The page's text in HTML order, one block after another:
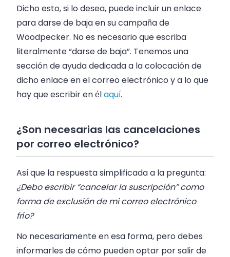
Dicho esto, si lo desea, puede incluir un enlace
para darse de baja en su campaña de
Woodpecker. No es necesario que escriba
literalmente “darse de baja”. Tenemos una
sección de ayuda dedicada a la colocación de
dicho enlace en el correo electrónico y a lo que
hay que escribir en élaquí.
¿Son necesarias las cancelaciones
por correo electrónico?
Así que la respuesta simplificada a la pregunta:
¿Debo escribir “cancelar la suscripción” como
forma de exclusión de mi correo electrónico
frío?
No necesariamente en esa forma, pero debes
informarles de cómo pueden optar por salir de